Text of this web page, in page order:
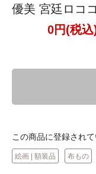
優美 宮廷ロコ
0円(税込
この商品に登録され
絵画 | 額装品 布もの